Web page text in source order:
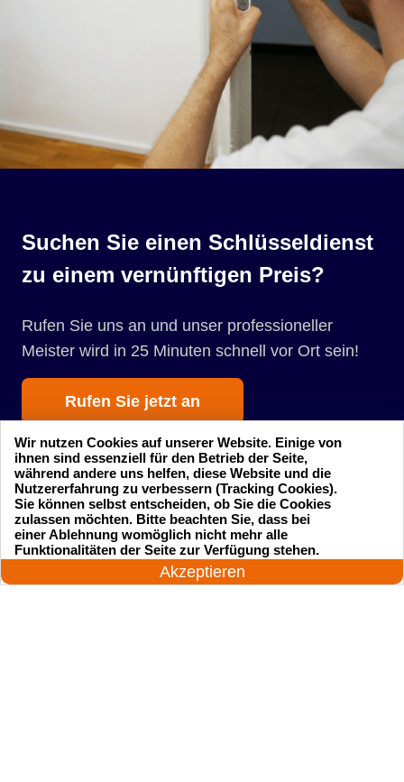
Suchen Sie einen Schlüsseldienst
zu einem vernünftigen Preis?
Rufen Sie uns an und unser professioneller
Meister wird in 25 Minuten schnell vor Ort sein!
Rufen Sie jetzt an
Startseite Einsatzgebiete
Preise
24 Stunden am Tag
Akzeptieren
Wir nutzen Cookies auf unserer Website. Einige von
ihnen sind essenziell für den Betrieb der Seite,
während andere uns helfen, diese Website und die
Nutzererfahrung zu verbessern (Tracking Cookies).
Sie können selbst entscheiden, ob Sie die Cookies
zulassen möchten. Bitte beachten Sie, dass bei
einer Ablehnung womöglich nicht mehr alle
Funktionalitäten der Seite zur Verfügung stehen.